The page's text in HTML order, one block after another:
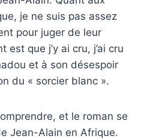
je ne suis pas assez
pour juger de leur
est que j’y ai cru, j’ai cru
et à son désespoir
du « sorcier blanc ».
et le roman se
Jean-Alain en Afrique.